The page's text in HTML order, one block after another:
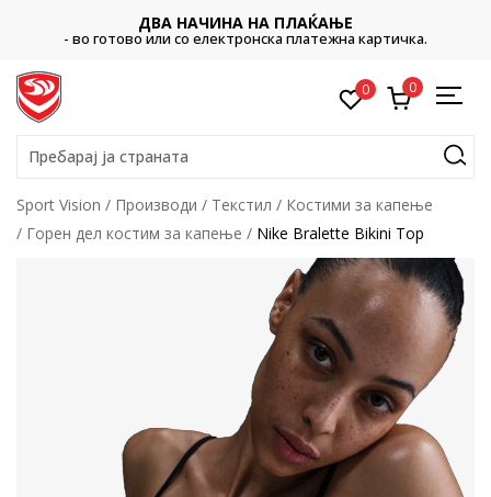
ДВА НАЧИНА НА ПЛАЌАЊЕ
- во готово или со електронска платежна картичка.
0 0
Пребарај ја страната
Sport Vision Производи Текстил
Костими за капење
Горен дел костим за капење
Nike Bralette Bikini Top